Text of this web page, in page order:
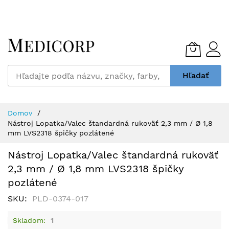
to
Content
Hľadať
Domov
Nástroj Lopatka/Valec štandardná rukoväť 2,3 mm / Ø 1,8
mm LVS2318 špičky pozlátené
Nástroj Lopatka/Valec štandardná rukoväť
2,3 mm / Ø 1,8 mm LVS2318 špičky
pozlátené
SKU PLD-0374-017
Skladom 1